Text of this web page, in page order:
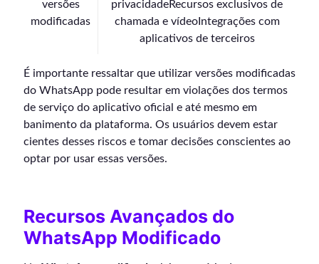
versões
modificadas
privacidadeRecursos exclusivos de
chamada e vídeoIntegrações com
aplicativos de terceiros
É importante ressaltar que utilizar versões modificadas
do WhatsApp pode resultar em violações dos termos
de serviço do aplicativo oficial e até mesmo em
banimento da plataforma. Os usuários devem estar
cientes desses riscos e tomar decisões conscientes ao
optar por usar essas versões.
Recursos Avançados do
WhatsApp Modificado